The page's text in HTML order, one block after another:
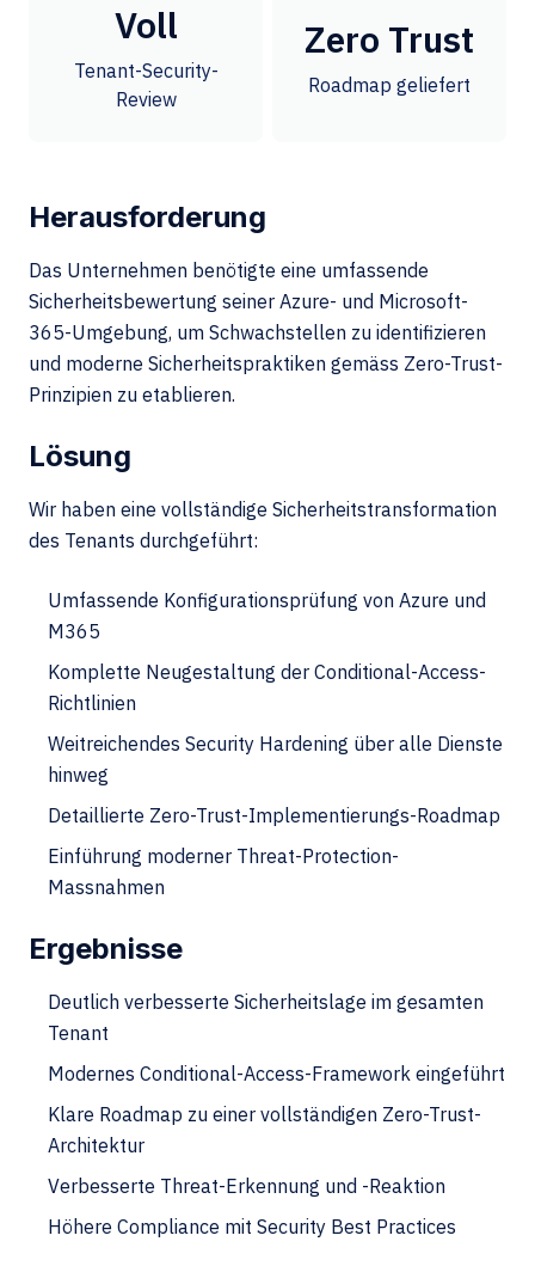
Voll
Tenant-Security-
Review
Zero Trust
Roadmap geliefert
Herausforderung
Das Unternehmen benötigte eine umfassende
Sicherheitsbewertung seiner Azure- und Microsoft-
365-Umgebung, um Schwachstellen zu identifizieren
und moderne Sicherheitspraktiken gemäss Zero-Trust-
Prinzipien zu etablieren.
Lösung
Wir haben eine vollständige Sicherheitstransformation
des Tenants durchgeführt:
Umfassende Konfigurationsprüfung von Azure und
M365
Komplette Neugestaltung der Conditional-Access-
Richtlinien
Weitreichendes Security Hardening über alle Dienste
hinweg
Detaillierte Zero-Trust-Implementierungs-Roadmap
Einführung moderner Threat-Protection-
Massnahmen
Ergebnisse
Deutlich verbesserte Sicherheitslage im gesamten
Tenant
Modernes Conditional-Access-Framework eingeführt
Klare Roadmap zu einer vollständigen Zero-Trust-
Architektur
Verbesserte Threat-Erkennung und -Reaktion
Höhere Compliance mit Security Best Practices